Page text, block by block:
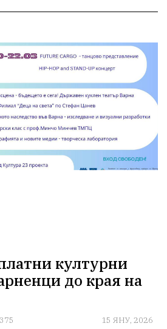
културни
до края на
15 ЯНУ, 2026